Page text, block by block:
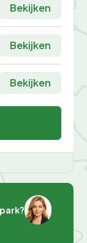
Bekijken
Bekijken
Bekijken